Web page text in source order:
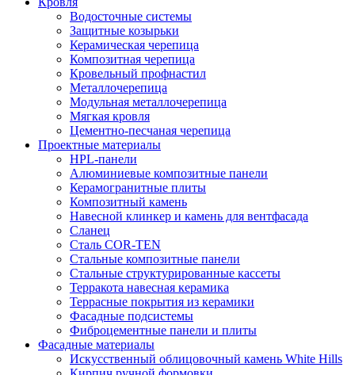
Водосточные системы
Защитные козырьки
Керамическая черепица
Композитная черепица
Кровельный профнастил
Металлочерепица
Модульная металлочерепица
Мягкая кровля
Цементно-песчаная черепица
Проектные материалы
HPL-панели
Алюминиевые композитные панели
Керамогранитные плиты
Композитный камень
Навесной клинкер и камень для вентфасада
Сланец
Сталь COR-TEN
Стальные композитные панели
Стальные структурированные кассеты
Терракота навесная керамика
Террасные покрытия из керамики
Фасадные подсистемы
Фиброцементные панели и плиты
Фасадные материалы
Искусственный облицовочный камень White Hills